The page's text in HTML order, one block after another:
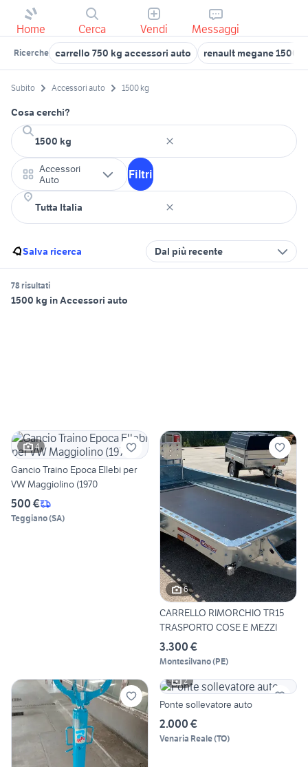
Home Cerca Vendi Messaggi
Ricerche carrello 750 kg accessori auto renault megane 1500
Subito Accessori auto 1500 kg
Cosa cerchi?
Accessori
Auto
Filtri
Salva ricerca Dal più recente
78 risultati
1500 kg in Accessori auto
4
Gancio Traino Epoca Ellebi per
VW Maggiolino (1970
500 €
Teggiano(SA)
6
CARRELLO RIMORCHIO TR15
TRASPORTO COSE E MEZZI
3.300 €
Montesilvano(PE)
2
Ponte sollevatore auto
2.000 €
Venaria Reale(TO)